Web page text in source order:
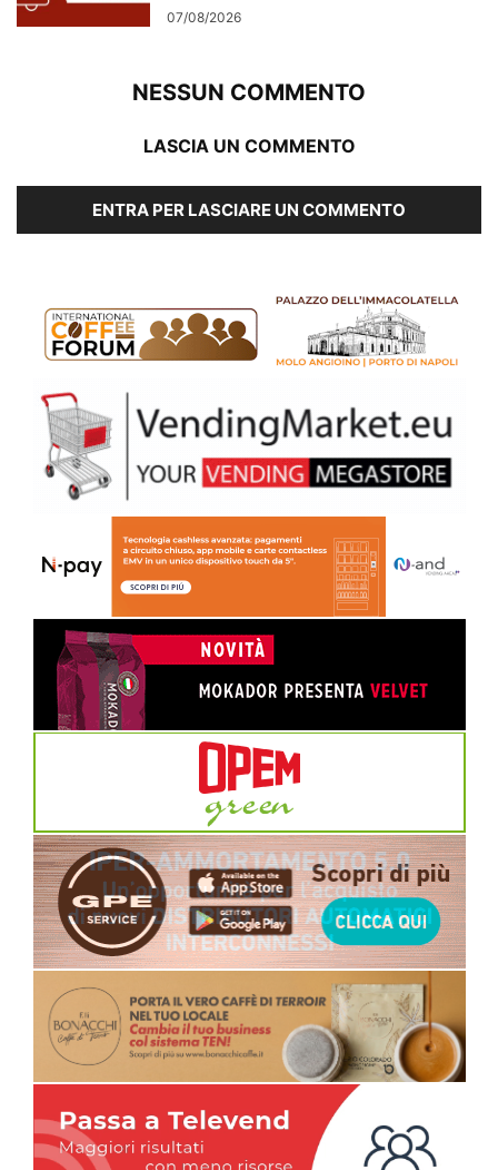
07/08/2026
NESSUN COMMENTO
LASCIA UN COMMENTO
ENTRA PER LASCIARE UN COMMENTO